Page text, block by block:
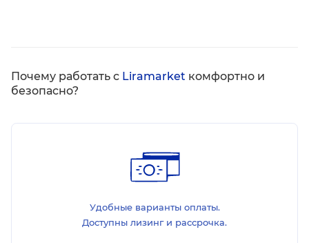
Почему работать с Liramarket комфортно и
безопасно?
Удобные варианты оплаты.
Доступны лизинг и рассрочка.